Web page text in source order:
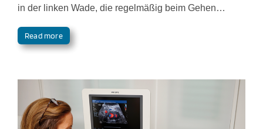
in der linken Wade, die regelmäßig beim Gehen…
Read more